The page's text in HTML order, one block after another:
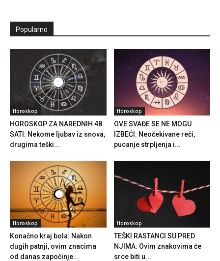
Popularno
Horoskop
HOROSKOP ZA NAREDNIH 48.
SATI: Nekome ljubav iz snova,
drugima teški...
Horoskop
OVE SVAĐE SE NE MOGU
IZBEĆI: Neočekivane reči,
pucanje strpljenja i...
Horoskop
Konačno kraj bola: Nakon
dugih patnji, ovim znacima
od danas započinje...
Horoskop
TEŠKI RASTANCI SU PRED
NJIMA: Ovim znakovima će
srce biti u...